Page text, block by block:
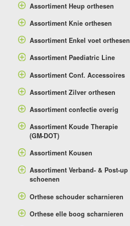
Assortiment Heup orthesen
Assortiment Knie orthesen
Assortiment Enkel voet orthesen
Assortiment Paediatric Line
Assortiment Conf. Accessoires
Assortiment Zilver orthesen
Assortiment confectie overig
Assortiment Koude Therapie
(GM-DOT)
Assortiment Kousen
Assortiment Verband- & Post-up
schoenen
Orthese schouder scharnieren
Orthese elle boog scharnieren